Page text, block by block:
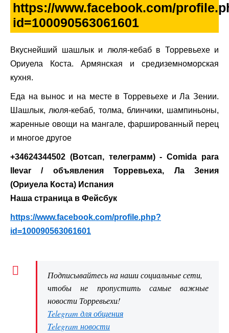
https://www.facebook.com/
id=100090563061601
Вкуснейший шашлык и люля-кебаб в Торревьехе и
Ориуела Коста. Армянская и средиземноморская
кухня.
Еда на вынос и на месте в Торревьехе и Ла Зении.
Шашлык, люля-кебаб, толма, блинчики, шампиньоны,
жаренные овощи на мангале, фаршированный перец
и многое другое
+34624344502 (Вотсап, телеграмм) - Comida para
llevar / объявления Торревьеха, Ла Зения
(Ориуела Коста) Испания
Наша страница в Фейсбук
https://www.facebook.com/profile.php?
id=100090563061601
Подписывайтесь на наши социальные сети,
чтобы не пропустить самые важные
новости Торревьехи!
Telegram для общения
Telegram новости